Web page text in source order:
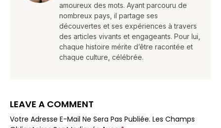
amoureux des mots. Ayant parcouru de
nombreux pays, il partage ses
découvertes et ses expériences à travers
des articles vivants et engageants. Pour lui,
chaque histoire mérite d’être racontée et
chaque culture, célébrée.
LEAVE A COMMENT
Votre Adresse E-Mail Ne Sera Pas Publiée. Les Champs